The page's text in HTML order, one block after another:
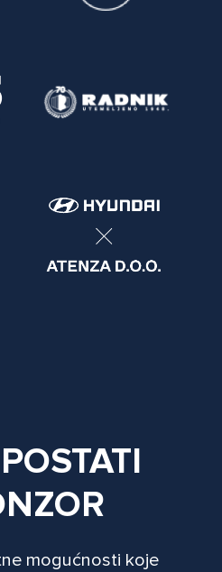
mogućnosti koje